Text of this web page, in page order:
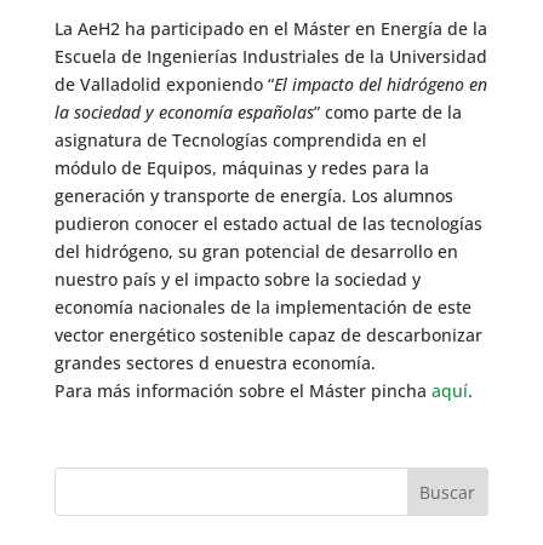
La AeH2 ha participado en el Máster en Energía de la
Escuela de Ingenierías Industriales de la Universidad
de Valladolid exponiendo “El impacto del hidrógeno en
la sociedad y economía españolas” como parte de la
asignatura de Tecnologías comprendida en el
módulo de Equipos, máquinas y redes para la
generación y transporte de energía. Los alumnos
pudieron conocer el estado actual de las tecnologías
del hidrógeno, su gran potencial de desarrollo en
nuestro país y el impacto sobre la sociedad y
economía nacionales de la implementación de este
vector energético sostenible capaz de descarbonizar
grandes sectores d enuestra economía.
Para más información sobre el Máster pincha aquí.